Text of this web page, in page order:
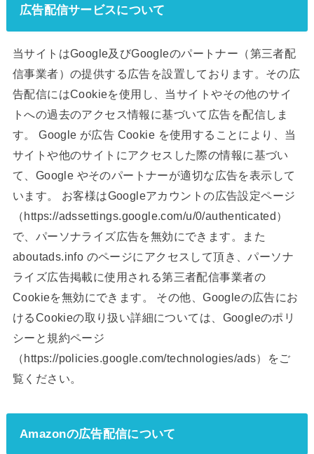
広告配信サービスについて
当サイトはGoogle及びGoogleのパートナー（第三者配
信事業者）の提供する広告を設置しております。その広
告配信にはCookieを使用し、当サイトやその他のサイ
トへの過去のアクセス情報に基づいて広告を配信しま
す。 Google が広告 Cookie を使用することにより、当
サイトや他のサイトにアクセスした際の情報に基づい
て、Google やそのパートナーが適切な広告を表示して
います。 お客様はGoogleアカウントの広告設定ページ
（https://adssettings.google.com/u/0/authenticated）
で、パーソナライズ広告を無効にできます。また
aboutads.info のページにアクセスして頂き、パーソナ
ライズ広告掲載に使用される第三者配信事業者の
Cookieを無効にできます。 その他、Googleの広告にお
けるCookieの取り扱い詳細については、Googleのポリ
シーと規約ページ
（https://policies.google.com/technologies/ads）をご
覧ください。
Amazonの広告配信について